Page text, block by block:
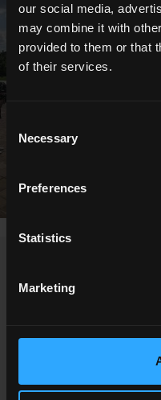
our social media,
may combine it with
provided to them or that
of their services.
Selection
Necessary
Preferences
Statistics
Marketing
Vous cherchez un